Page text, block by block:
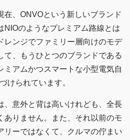
在、ONVOという新しいブランド
NIOのようなプレミアム路線とは
レンジでファミリー層向けのモデ
て、もうひとつのブランドである
ミアムかつスマートな小型電気自
けられています。
、意外と背は高いけれども、全長
ありません。また、それ以前のモ
リーではなくて、クルマの佇まい